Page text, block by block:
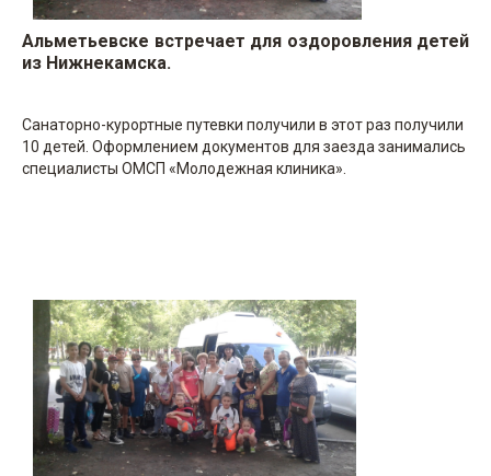
Альметьевске встречает для оздоровления детей
из Нижнекамска.
Санаторно-курортные путевки получили в этот раз получили
10 детей. Оформлением документов для заезда занимались
специалисты ОМСП «Молодежная клиника».